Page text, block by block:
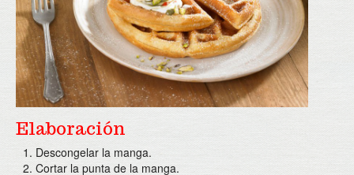
Twitter
Área Distribuidores
Elaboración
Descongelar la manga.
Cortar la punta de la manga.